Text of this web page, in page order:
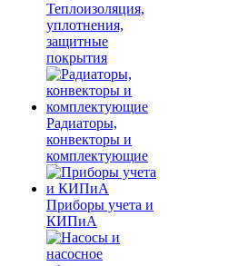
Теплоизоляция,
уплотнения,
защитные
покрытия
Радиаторы,
конвекторы и
комплектующие
Приборы учета и
КИПиА